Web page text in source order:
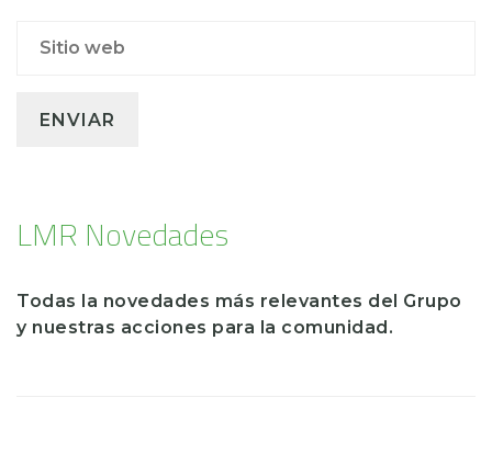
LMR Novedades
Todas la novedades más relevantes del Grupo
y nuestras acciones para la comunidad.